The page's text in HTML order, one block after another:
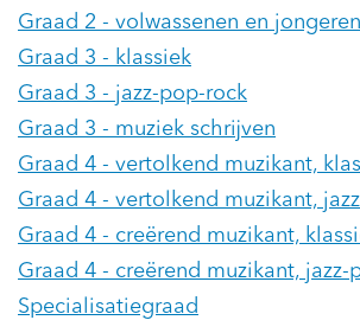
Graad 2 - volwassenen en jongeren
Graad 3 - klassiek
Graad 3 - jazz-pop-rock
Graad 3 - muziek schrijven
Graad 4 - vertolkend muzikant,
Graad 4 - vertolkend muzikant,
Graad 4 - creërend muzikant,
Graad 4 - creërend muzikant, jazz-
Specialisatiegraad